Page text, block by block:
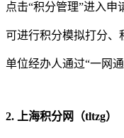
点击“积分管理”进入申
可进行积分模拟打分、
单位经办人通过“一网
2. 上海积分网（tltzg）